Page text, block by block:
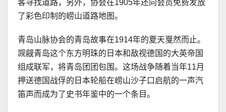
客寻找道路，另外，协会在1905年还向会员免费发放
了彩色印制的崂山道路地图。
青岛山脉协会的青岛故事在1914年的夏天戛然而止。
觊觎青岛这个东方明珠的日本和敌视德国的大英帝国
组成联军，将青岛团团包围。这场战争随着当年11月
押送德国战俘的日本轮船在崂山沙子口启航的一声汽
笛声而成为了史书年鉴中的一个条目。